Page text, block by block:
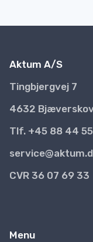
Aktum A/S
Tingbjergvej 7
4632
Tlf. +45 88 44
CVR 36 07 69 33
Menu